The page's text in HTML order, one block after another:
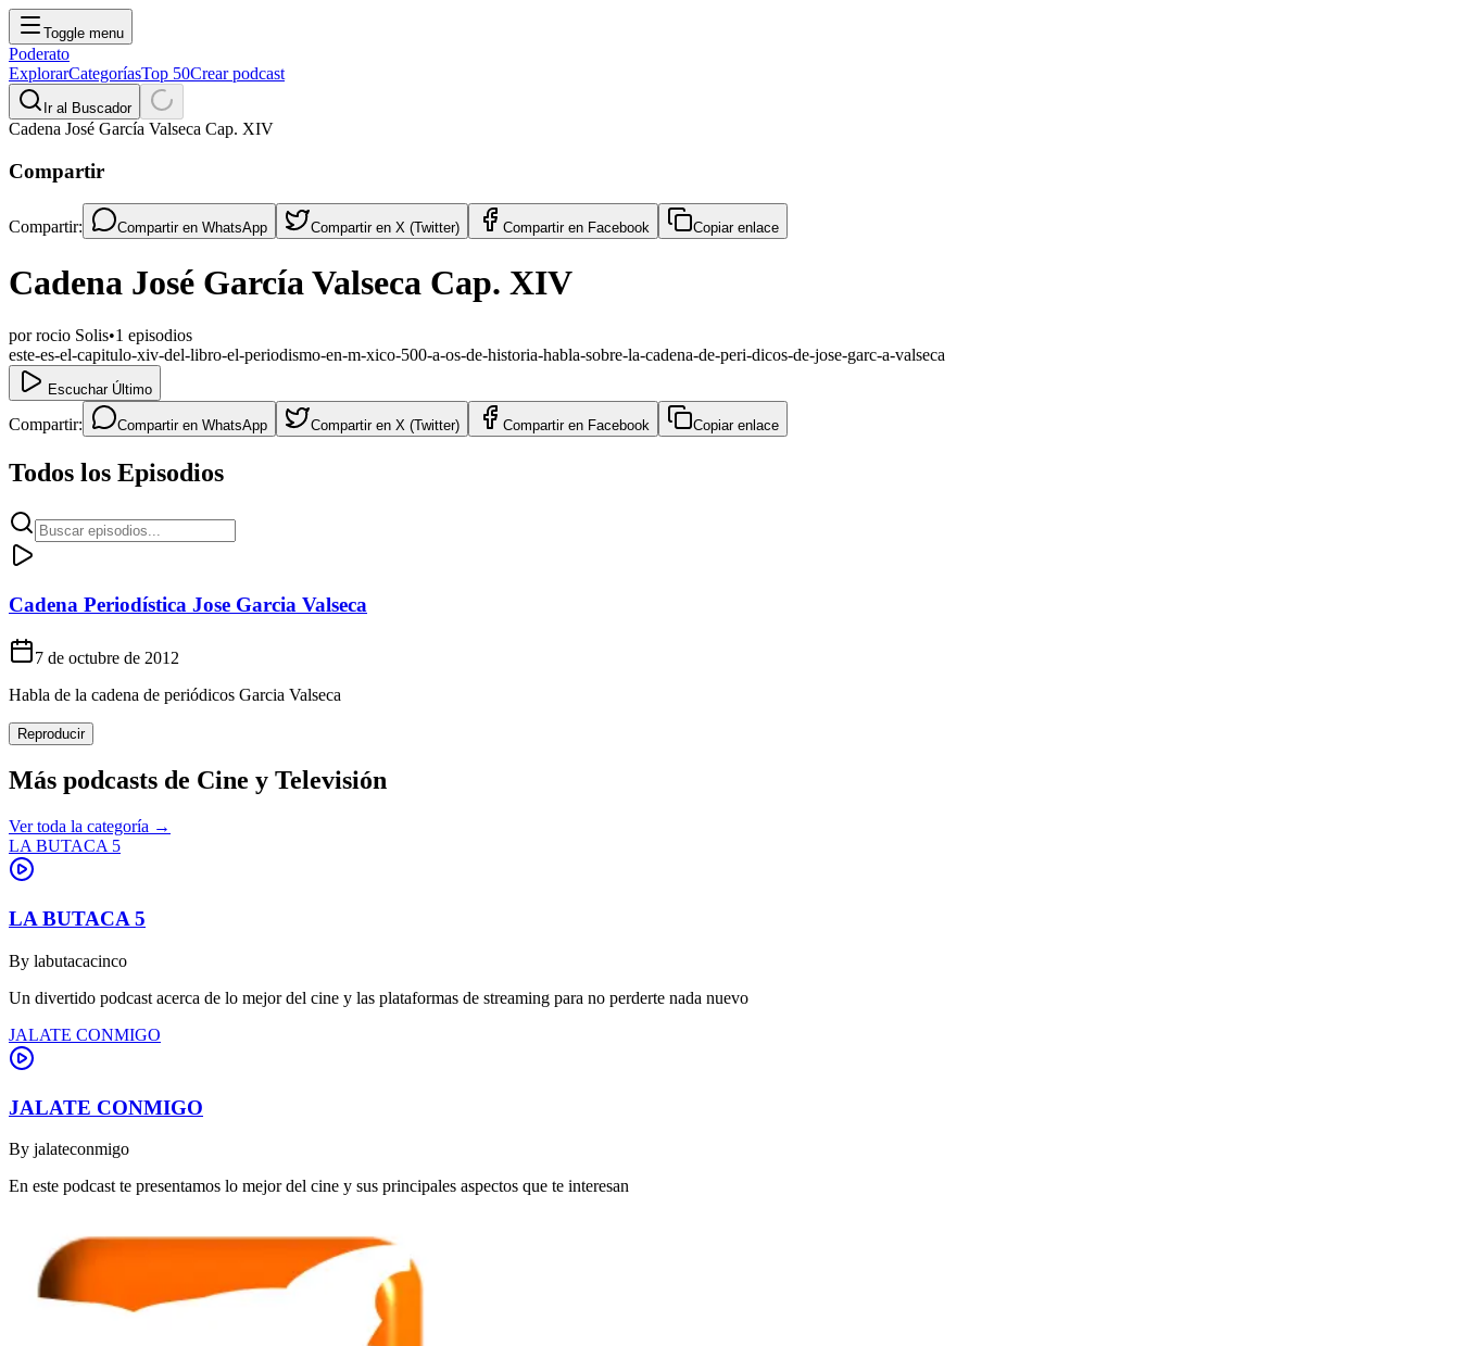
Toggle menu
Poderato
ExplorarCategoríasTop 50Crear podcast
Ir al Buscador
Cadena José García Valseca Cap. XIV
Compartir
Compartir: Compartir en WhatsApp Compartir en X (Twitter) Compartir en Facebook Copiar enlace
Cadena José García Valseca Cap. XIV
porrocio Solis•1 episodios
este-es-el-capitulo-xiv-del-libro-el-periodismo-en-m-xico-500-a-os-de-historia-habla-sobre-la-cadena-de-peri-dicos-de-jose-garc-a-valseca
Escuchar Último
Compartir: Compartir en WhatsApp Compartir en X (Twitter) Compartir en Facebook Copiar enlace
Todos los Episodios
Cadena Periodística Jose Garcia Valseca
7 de octubre de 2012
Habla de la cadena de periódicos Garcia Valseca
Reproducir
Más podcasts de Cine y Televisión
Ver toda la categoría →
LA BUTACA 5
LA BUTACA 5
By labutacacinco
Un divertido podcast acerca de lo mejor del cine y las plataformas de streaming para no perderte nada nuevo
JALATE CONMIGO
JALATE CONMIGO
By jalateconmigo
En este podcast te presentamos lo mejor del cine y sus principales aspectos que te interesan